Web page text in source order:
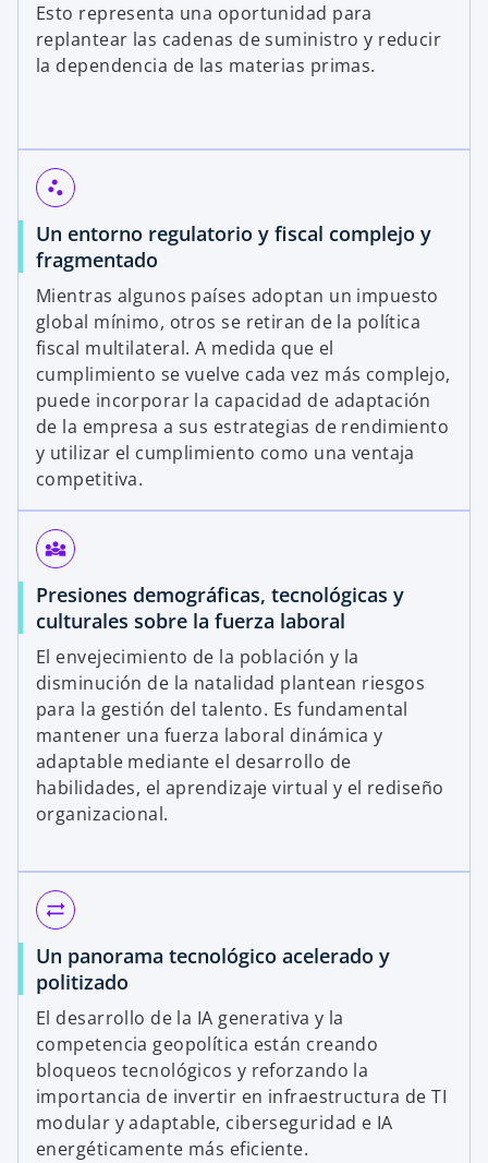
Esto representa una oportunidad para
replantear las cadenas de suministro y reducir
la dependencia de las materias primas.
scatter_plot
Un entorno regulatorio y fiscal complejo y
fragmentado
Mientras algunos países adoptan un impuesto
global mínimo, otros se retiran de la política
fiscal multilateral. A medida que el
cumplimiento se vuelve cada vez más complejo,
puede incorporar la capacidad de adaptación
de la empresa a sus estrategias de rendimiento
y utilizar el cumplimiento como una ventaja
competitiva.
diversity_3
Presiones demográficas, tecnológicas y
culturales sobre la fuerza laboral
El envejecimiento de la población y la
disminución de la natalidad plantean riesgos
para la gestión del talento. Es fundamental
mantener una fuerza laboral dinámica y
adaptable mediante el desarrollo de
habilidades, el aprendizaje virtual y el rediseño
organizacional.
sync_alt
Un panorama tecnológico acelerado y
politizado
El desarrollo de la IA generativa y la
competencia geopolítica están creando
bloqueos tecnológicos y reforzando la
importancia de invertir en infraestructura de TI
modular y adaptable, ciberseguridad e IA
energéticamente más eficiente.